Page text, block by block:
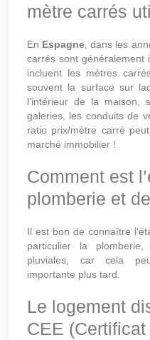
mètre carrés
En Espagne , dans les
carrés sont généralement
incluent les mètres
souvent la surface sur
l’intérieur de la maison,
galeries, les conduits de
ratio prix/mètre carré
marché immobilier !
Comment est
plomberie et
Il est bon de connaître
particulier la
pluviales, car cela
importante plus tard.
Le logement
CEE (Certificat